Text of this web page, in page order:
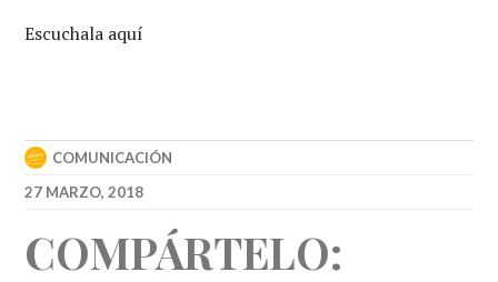
Escuchala aquí
COMUNICACIÓN
27 MARZO, 2018
COMPÁRTELO: